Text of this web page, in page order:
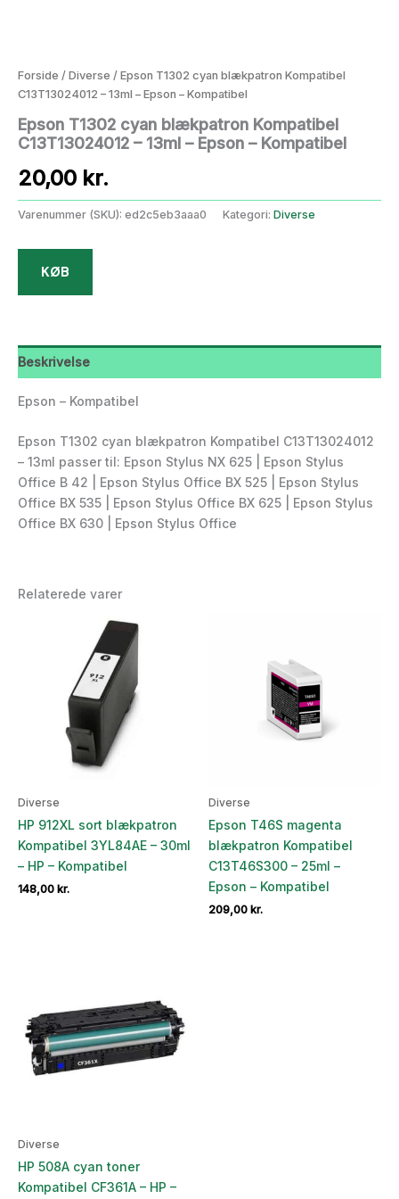
Forside / Diverse / Epson T1302 cyan blækpatron Kompatibel
C13T13024012 – 13ml – Epson – Kompatibel
Epson T1302 cyan blækpatron Kompatibel
C13T13024012 – 13ml – Epson – Kompatibel
20,00 kr.
Varenummer (SKU): ed2c5eb3aaa0 Kategori: Diverse
KØB
Beskrivelse
Epson – Kompatibel
Epson T1302 cyan blækpatron Kompatibel C13T13024012
– 13ml passer til: Epson Stylus NX 625 | Epson Stylus
Office B 42 | Epson Stylus Office BX 525 | Epson Stylus
Office BX 535 | Epson Stylus Office BX 625 | Epson Stylus
Office BX 630 | Epson Stylus Office
Relaterede varer
Diverse
HP 912XL sort blækpatron
Kompatibel 3YL84AE – 30ml
– HP – Kompatibel
148,00 kr.
Diverse
Epson T46S magenta
blækpatron Kompatibel
C13T46S300 – 25ml –
Epson – Kompatibel
209,00 kr.
Diverse
HP 508A cyan toner
Kompatibel CF361A – HP –